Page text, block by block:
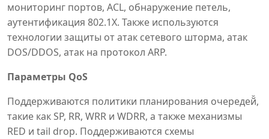
мониторинг портов, ACL, обнаружение петель,
аутентификация 802.1X. Также используются
технологии защиты от атак сетевого шторма, атак
DOS/DDOS, атак на протокол ARP.
Параметры QoS
Поддерживаются политики планирования очередей̆,
такие как SP, RR, WRR и WDRR, а также механизмы
RED и tail drop. Поддерживаются схемы